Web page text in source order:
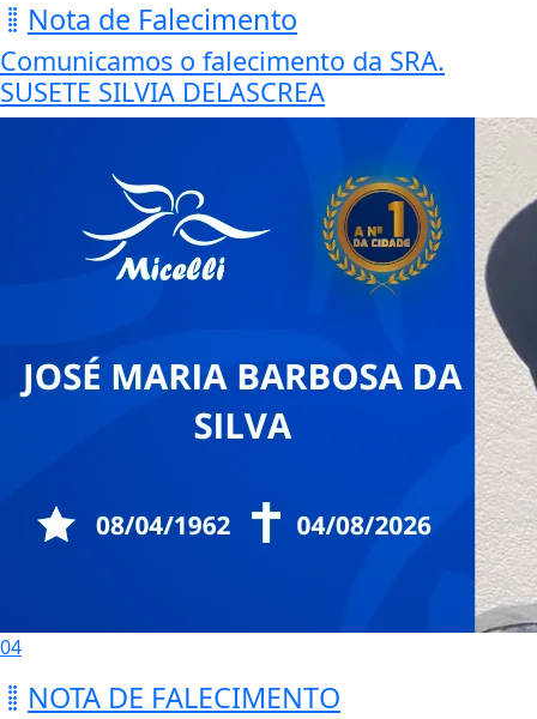
Nota de Falecimento
Comunicamos o falecimento da SRA.
SUSETE SILVIA DELASCREA
04
NOTA DE FALECIMENTO